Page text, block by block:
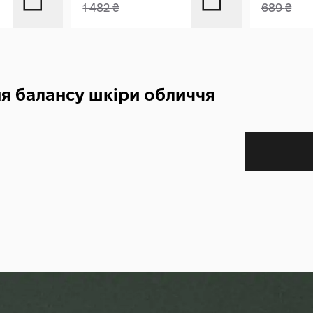
1 482₴ 689₴
балансу шкіри обличчя